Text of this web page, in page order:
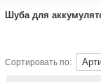
Шуба для
Сортировать по: